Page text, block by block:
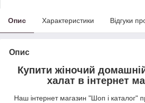
Опис Характеристики Відгуки
Опис
Купити жіночий
халат в інтернет
Наш інтернет магазин "Шоп і каталог"